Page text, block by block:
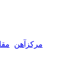
مرکزآهن